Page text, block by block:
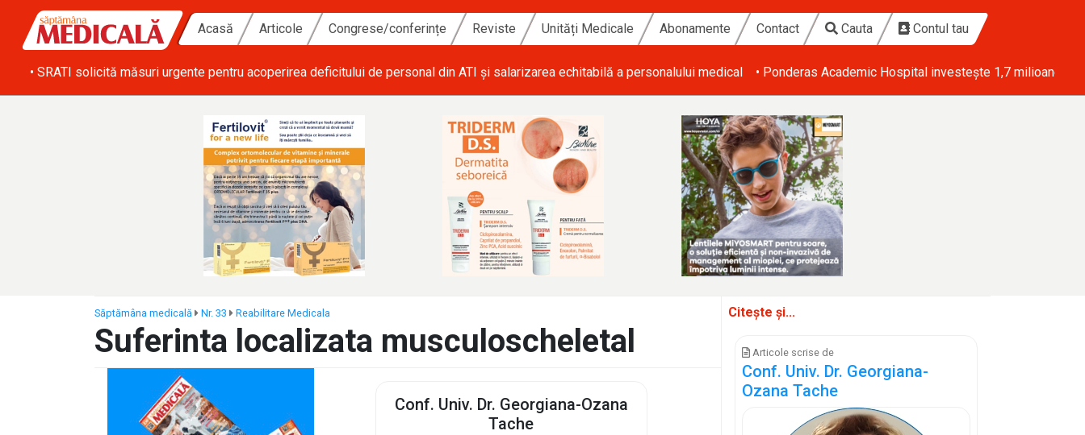
Acasă Articole Congrese/conferințe Reviste Unități Medicale Abonamente Contact Cauta Contul tau
• SRATI solicită măsuri urgente pentru acoperirea deficitului de personal din ATI și salarizarea echitabilă a personalului medical • Ponderas Academic Hospital investește 1,7 milioane
Săptămâna medicală Nr. 33 Reabilitare Medicala
Suferinta localizata musculoscheletal
Conf. Univ. Dr. Georgiana-Ozana
Tache
Citește și...
Articole scrise de
Conf. Univ. Dr. Georgiana-
Ozana Tache